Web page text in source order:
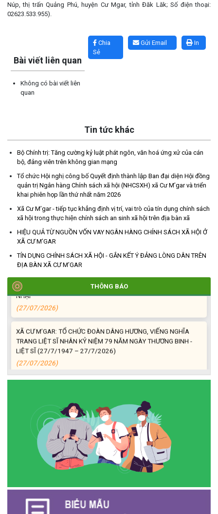
Núp, thị trấn Quảng Phú, huyện Cư Mgar, tỉnh Đăk Lăk; Số điện thoại:
02623.533.955).
In
Gửi Email
Chia
Sẻ
Bài viết liên quan
Không có bài viết liên
quan
Tin tức khác
Bộ Chính trị: Tăng cường kỷ luật phát ngôn, văn hoá ứng xử của cán
bộ, đảng viên trên không gian mạng
Tổ chức Hội nghị công bố Quyết định thành lập Ban đại diện Hội đồng
quản trị Ngân hàng Chính sách xã hội (NHCSXH) xã Cư M’gar và triển
khai phiên họp lần thứ nhất năm 2026
Xã Cư M’gar - tiếp tục khẳng định vị trí, vai trò của tín dụng chính sách
xã hội trong thực hiện chính sách an sinh xã hội trên địa bàn xã
HIỆU QUẢ TỪ NGUỒN VỐN VAY NGÂN HÀNG CHÍNH SÁCH XÃ HỘI Ở
XÃ CƯ M’GAR
TÍN DỤNG CHÍNH SÁCH XÃ HỘI - GẮN KẾT Ý ĐẢNG LÒNG DÂN TRÊN
ĐỊA BÀN XÃ CƯ M’GAR
THÔNG BÁO
TRIỂN KHAI, GIAO NHIỆM VỤ TÌM KIẾM, QUY TẬP VÀ XÁC ĐỊNH
DANH TÍNH HÀI CỐT LIỆT SĨ
CHÍNH SÁCH NHÂN NGÀY THƯƠNG BINH - LIỆT SĨ 27/7
(27/07/2026)
HỘI NGƯỜI CAO TUỔI XÃ CƯ M’GAR: SƠ KẾT CÔNG TÁC HỘI 6
THÁNG ĐẦU NĂM VÀ KIỆN TOÀN TỔ CHỨC CHI HỘI SAU SÁP
NHẬP
(27/07/2026)
XÃ CƯ M’GAR: TỔ CHỨC ĐOÀN DÂNG HƯƠNG, VIẾNG NGHĨA
TRANG LIỆT SĨ NHÂN KỶ NIỆM 79 NĂM NGÀY THƯƠNG BINH -
LIỆT SĨ (27/7/1947 – 27/7/2026)
(27/07/2026)
ĐỒNG CHÍ PHAN XUÂN LỰC - CHỦ TỊCH UBND XÃ CƯ M’GAR
(27/07/2026)
Phát biểu bế mạc Hội nghị Trung ương 3, khóa XIV của Tổng Bí
thư, Chủ tịch nước Tô Lâm
(26/07/2026)
VAY KÝ QUỸ ĐỐI VỚI NGƯỜI LAO ĐỘNG ĐI LÀM VIỆC TẠI HÀN
QUỐC